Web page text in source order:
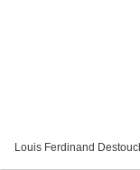
Louis Ferdinand